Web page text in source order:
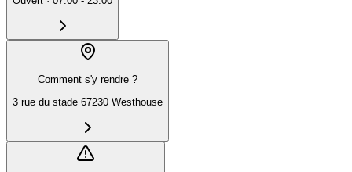
Comment s'y rendre ?
3 rue du stade 67230 Westhouse